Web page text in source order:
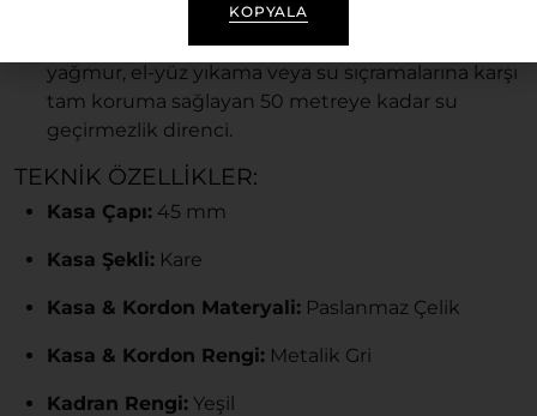
5 ATM Su Geçirmezlik:Günlük kullanımda
yağmur, el-yüz yıkama veya su sıçramalarına karşı
tam koruma sağlayan 50 metreye kadar su
geçirmezlik direnci.
TEKNIK ÖZELLIKLER:
Kasa Çapı: 45 mm
Kasa Şekli: Kare
Kasa & Kordon Materyali: Paslanmaz Çelik
Kasa & Kordon Rengi: Metalik Gri
Kadran Rengi: Yeşil
KOPYALA